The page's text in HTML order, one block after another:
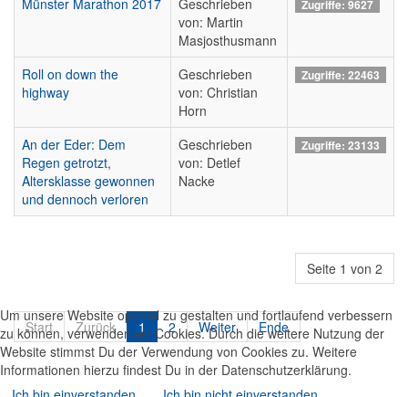
Münster Marathon 2017
Geschrieben
von: Martin
Masjosthusmann
Zugriffe: 9627
Roll on down the
highway
Geschrieben
von: Christian
Horn
Zugriffe: 22463
An der Eder: Dem
Regen getrotzt,
Altersklasse gewonnen
und dennoch verloren
Geschrieben
von: Detlef
Nacke
Zugriffe: 23133
Seite 1 von 2
Start Zurück 1 2 Weiter Ende
Um unsere Website optimal zu gestalten und fortlaufend verbessern
zu können, verwenden wir Cookies. Durch die weitere Nutzung der
Website stimmst Du der Verwendung von Cookies zu. Weitere
Informationen hierzu findest Du in der Datenschutzerklärung.